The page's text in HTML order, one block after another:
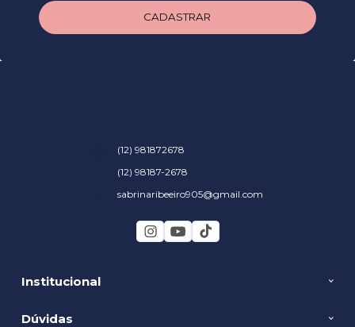
CADASTRAR
Institucional
Dúvidas
(12) 981872678
(12) 98187-2678
sabrinaribeeiro905@gmail.com